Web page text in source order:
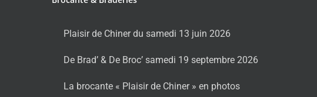
Plaisir de Chiner du samedi 13 juin 2026
De Brad’ & De Broc’ samedi 19 septembre 2026
La brocante « Plaisir de Chiner » en photos